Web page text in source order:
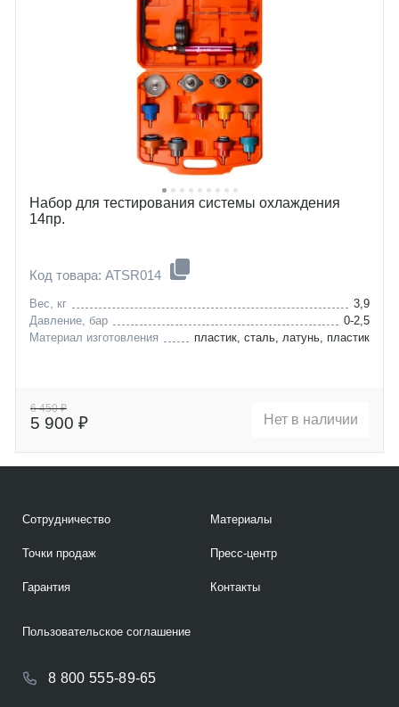
Набор для тестирования системы охлаждения
14пр.
Код товара: ATSR014
Вес, кг
3,9
Давление, бар
0-2,5
Материал изготовления
пластик, сталь, латунь, пластик
6 450 ₽
5 900 ₽ Нет в наличии
Сотрудничество
Точки продаж
Гарантия
Материалы
Пресс-центр
Контакты
8 800 555-89-65
Пользовательское соглашение